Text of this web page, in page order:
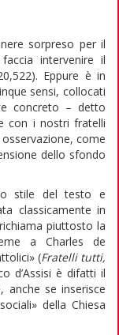
sorpreso per il
intervenire il
Eppure è in
sensi, collocati
concreto – detto
con i nostri fratelli
come
dello sfondo
stile del testo e
classicamente in
piuttosto la
a Charles de
(Fratelli tutti,
d’Assisi è difatti il
anche se inserisce
della Chiesa